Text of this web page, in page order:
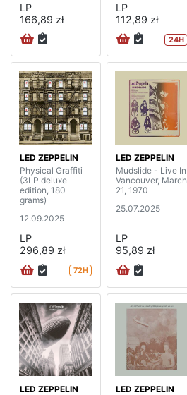
LP
166,89 zł
LP
112,89 zł
24H
LED ZEPPELIN
Physical Graffiti
(3LP deluxe
edition, 180
grams)
12.09.2025
LP
296,89 zł
72H
LED ZEPPELIN
Mudslide - Live In
Vancouver, March
21, 1970
25.07.2025
LP
95,89 zł
LED ZEPPELIN
LED ZEPPELIN